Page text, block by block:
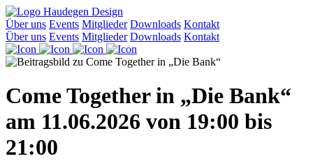
Über uns Events Mitglieder Downloads Kontakt
Über uns Events Mitglieder Downloads Kontakt
Come Together in „Die Bank“
am 11.06.2026 von 19:00 bis
21:00